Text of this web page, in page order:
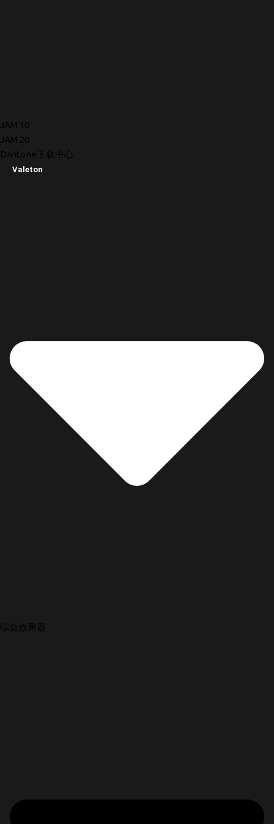
JAM 10
JAM 20
Divitone下载中心
Valeton
综合效果器